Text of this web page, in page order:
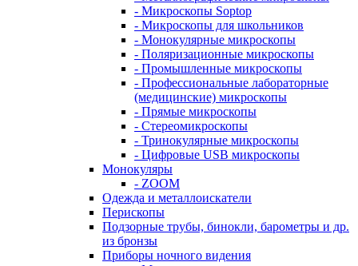
- Микроскопы Soptop
- Микроскопы для школьников
- Монокулярные микроскопы
- Поляризационные микроскопы
- Промышленные микроскопы
- Профессиональные лабораторные
(медицинские) микроскопы
- Прямые микроскопы
- Стереомикроскопы
- Тринокулярные микроскопы
- Цифровые USB микроскопы
Монокуляры
- ZOOM
Одежда и металлоискатели
Перископы
Подзорные трубы, бинокли, барометры и др.
из бронзы
Приборы ночного видения